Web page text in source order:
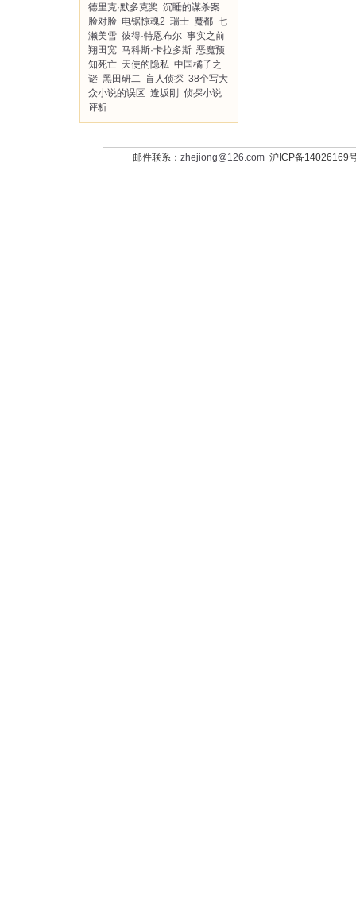
德里克·默多克奖 沉睡的谋杀案
脸对脸 电锯惊魂2 瑞士 魔都 七
濑美雪 彼得·特恩布尔 事实之前
翔田宽 马科斯·卡拉多斯 恶魔预
知死亡 天使的隐私 中国橘子之
谜 黑田研二 盲人侦探 38个写大
众小说的误区 逢坂刚
侦探小说
评析
邮件联系： zhejiong@126.com沪ICP备14026169